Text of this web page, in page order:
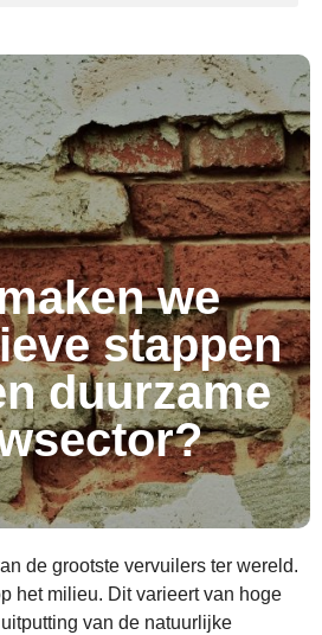
we
stappen
duurzame
de grootste vervuilers ter wereld.
het milieu. Dit varieert van hoge
van de natuurlijke